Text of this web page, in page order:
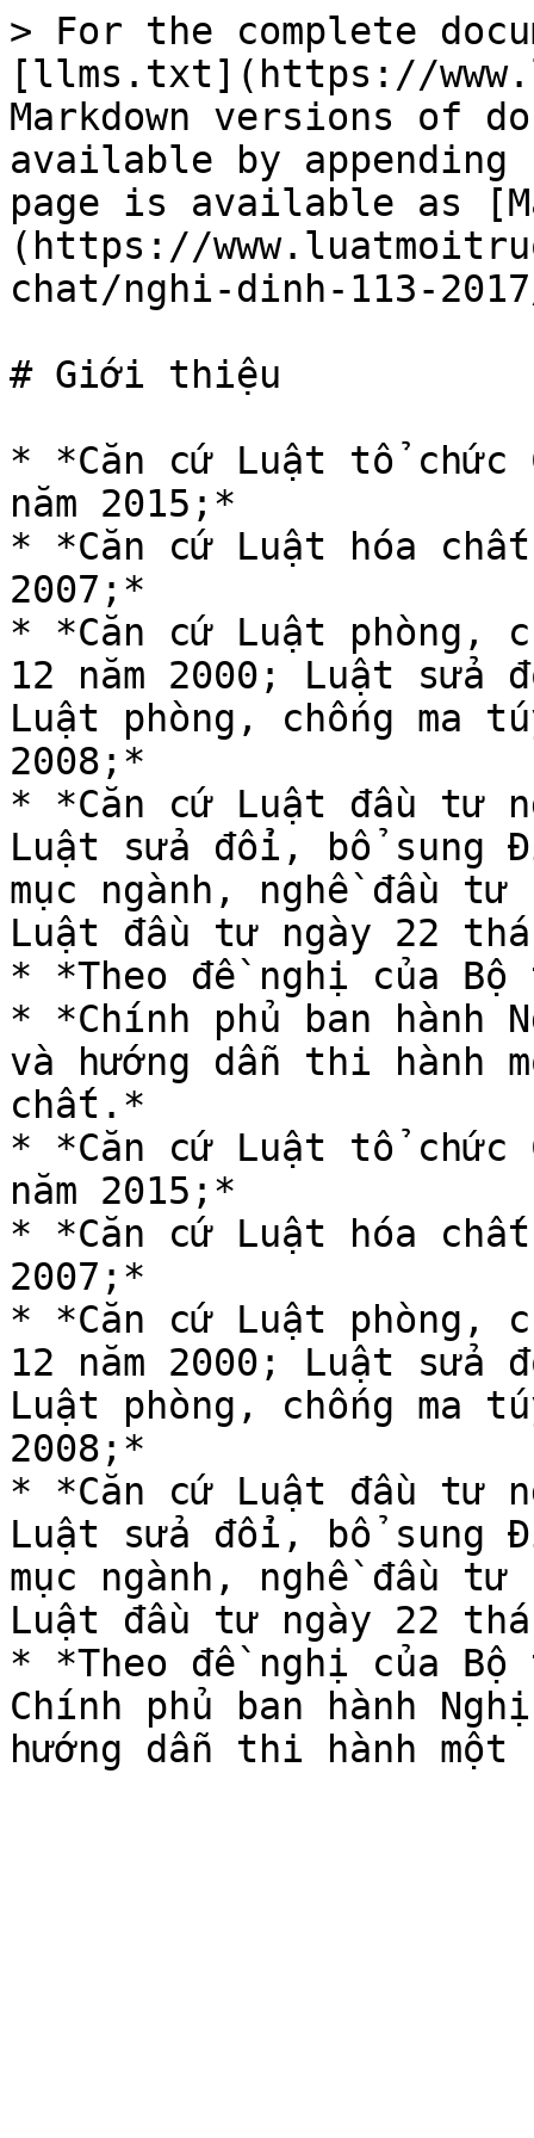
> For the complete
[llms.txt](https://
Markdown versions of
available by
page is available as
(https://
chat/nghi-dinh-113-
# Giới thiệu
* *Căn cứ Luật tổ chức
năm 2015;*
* *Căn cứ Luật hóa
2007;*
* *Căn cứ Luật phòng,
12 năm 2000; Luật sửa
Luật phòng, chống ma
2008;*
* *Căn cứ Luật đầu tư
Luật sửa đổi, bổ sung
mục ngành, nghề đầu
Luật đầu tư ngày 22
* *Theo đề nghị của Bộ
* *Chính phủ ban
và hướng dẫn thi hành
chất.*
* *Căn cứ Luật tổ chức
năm 2015;*
* *Căn cứ Luật hóa
2007;*
* *Căn cứ Luật phòng,
12 năm 2000; Luật sửa
Luật phòng, chống ma
2008;*
* *Căn cứ Luật đầu tư
Luật sửa đổi, bổ sung
mục ngành, nghề đầu
Luật đầu tư ngày 22
* *Theo đề nghị của Bộ
Chính phủ ban hành